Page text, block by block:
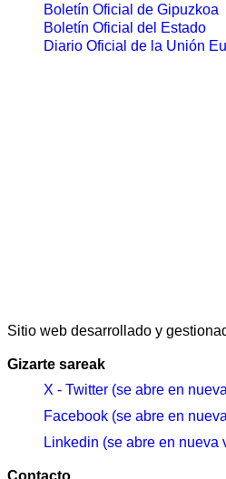
Boletín Oficial de Gipuzkoa
Boletín Oficial del Estado
Diario Oficial de la Unión
Sitio web desarrollado y
Gizarte sareak
X - Twitter (se abre en
Facebook (se abre en
Linkedin (se abre en nueva
Contacto